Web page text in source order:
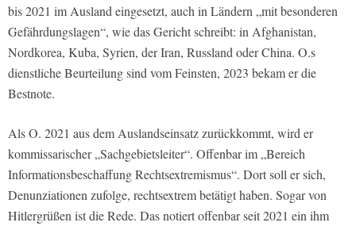
bis 2021 im Ausland eingesetzt, auch in Ländern „mit besonderen
Gefährdungslagen“, wie das Gericht schreibt: in Afghanistan,
Nordkorea, Kuba, Syrien, der Iran, Russland oder China. O.s
dienstliche Beurteilung sind vom Feinsten, 2023 bekam er die
Bestnote.
Als O. 2021 aus dem Auslandseinsatz zurückkommt, wird er
kommissarischer „Sachgebietsleiter“. Offenbar im „Bereich
Informationsbeschaffung Rechtsextremismus“. Dort soll er sich,
Denunziationen zufolge, rechtsextrem betätigt haben. Sogar von
Hitlergrüßen ist die Rede. Das notiert offenbar seit 2021 ein ihm